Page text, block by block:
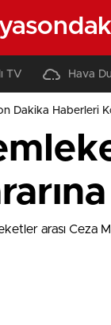
TV Hava
Dakika Haberleri